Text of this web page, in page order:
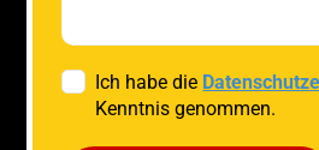
Ich habe die
Kenntnis genommen.